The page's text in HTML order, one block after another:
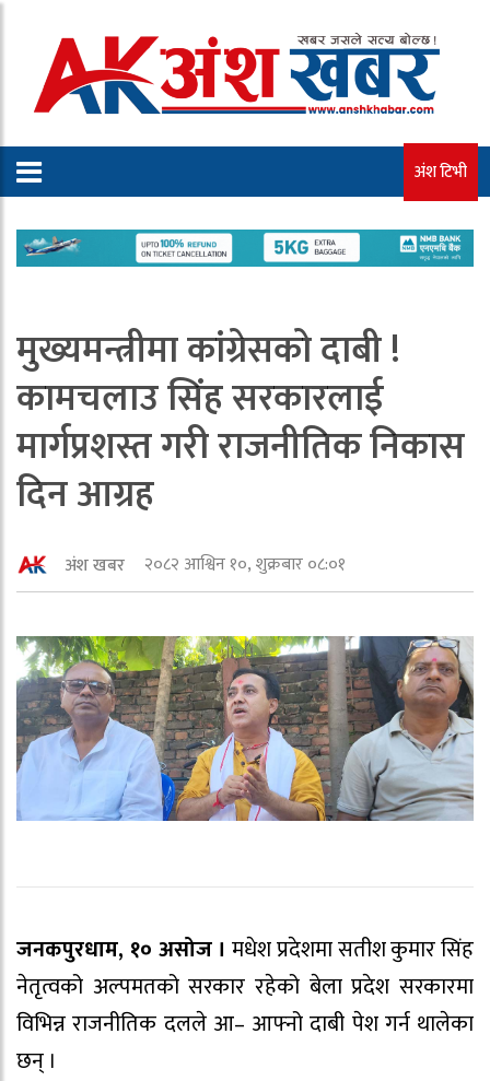
अंश टिभी
मुख्यमन्त्रीमा कांग्रेसको दाबी !
कामचलाउ सिंह सरकारलाई
मार्गप्रशस्त गरी राजनीतिक निकास
दिन आग्रह
अंश खबर २०८२ आश्विन १०, शुक्रबार ०८:०१
जनकपुरधाम, १० असोज । मधेश प्रदेशमा सतीश कुमार सिंह
नेतृत्वको अल्पमतको सरकार रहेको बेला प्रदेश सरकारमा
विभिन्न राजनीतिक दलले आ– आफ्नो दाबी पेश गर्न थालेका
छन् ।